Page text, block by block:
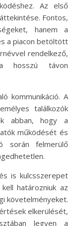
Az első
Fontos,
hanem a
a piacon betöltött
rendelkező,
hosszú távon
kommunikáció. A
találkozók
abban, hogy a
működését és
során felmerülő
is kulcsszerepet
határozniuk az
követelményeket.
elkerülését,
legyen a